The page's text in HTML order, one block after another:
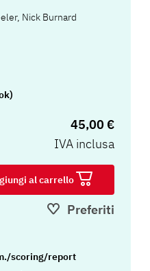
, Nick Burnard
45,00 €
IVA inclusa
al carrello
Preferiti
scoring/report